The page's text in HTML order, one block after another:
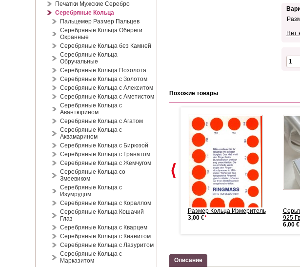
Печатки Мужские Серебро
Серебряные Кольца
Пальцемер Размер Пальцев
Серебряные Кольца Обереги
Охранные
Серебряные Кольца без Камней
Серебряные Кольца
Обручальные
Серебряные Кольца Позолота
Серебряные Кольца с Золотом
Серебряные Кольца с Алекситом
Серебряные Кольца с Аметистом
Серебряные Кольца с
Авантюрином
Серебряные Кольца с Агатом
Серебряные Кольца с
Аквамарином
Серебряные Кольца с Бирюзой
Серебряные Кольца с Гранатом
Серебряные Кольца с Жемчугом
Серебряные Кольца со
Змеевиком
Серебряные Кольца с
Изумрудом
Серебряные Кольца с Кораллом
Серебряные Кольца Кошачий
Глаз
Серебряные Кольца с Кварцем
Серебряные Кольца с Кианитом
Серебряные Кольца с Лазуритом
Серебряные Кольца с
Марказитом
Нет
Похожие товары
из серебра 925º с
Подвеска из серебра Янтарь
Размер Кольца Измеритель
3,00 €*
925
6,00 €
Описание